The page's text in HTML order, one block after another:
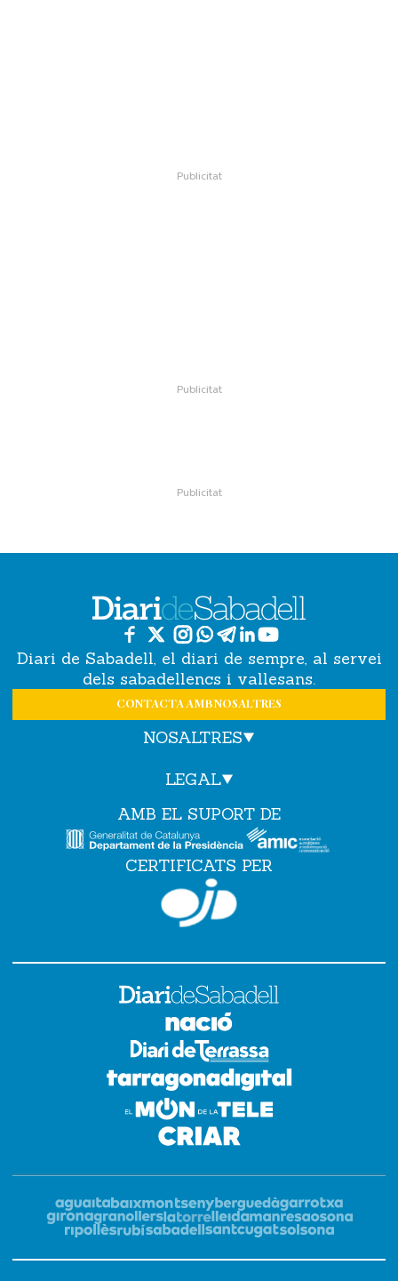
Diari de Sabadell, el diari de sempre, al servei
dels sabadellencs i vallesans.
CONTACTA AMB NOSALTRES
NOSALTRES
LEGAL
AMB EL SUPORT DE
CERTIFICATS PER